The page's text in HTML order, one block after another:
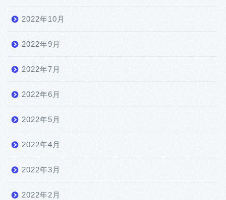
2022年10月
2022年9月
2022年7月
2022年6月
2022年5月
2022年4月
2022年3月
2022年2月